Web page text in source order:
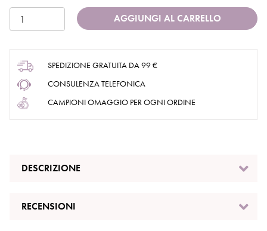
AGGIUNGI AL CARRELLO
SPEDIZIONE GRATUITA DA 99 €
CONSULENZA TELEFONICA
CAMPIONI OMAGGIO PER OGNI ORDINE
DESCRIZIONE
RECENSIONI